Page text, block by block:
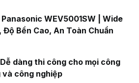
Panasonic WEV5001SW | Wide
Độ Bền Cao, An Toàn Chuẩn
dàng thi công cho mọi công
công nghiệp